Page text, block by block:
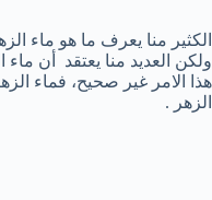
الكثير منا يعرف ما هو ماء
ولكن العديد منا يعتقد أن
هذا الامر غير صحيح، فماء
الزهر .